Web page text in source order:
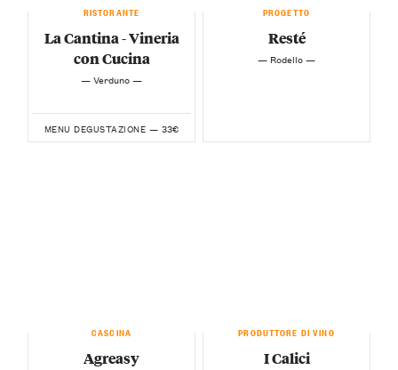
RISTORANTE
La Cantina - Vineria
con Cucina
— Verduno —
MENU DEGUSTAZIONE — 33€
PROGETTO
Resté
— Rodello —
CASCINA
Agreasy
PRODUTTORE DI VINO
I Calici